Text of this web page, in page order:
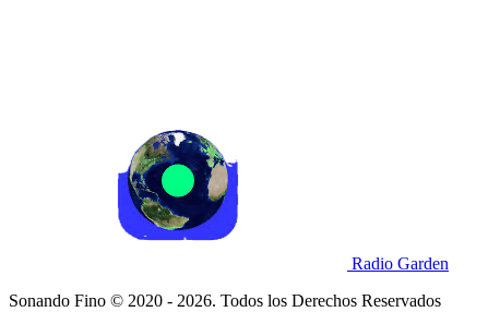
Radio Garden
Sonando Fino © 2020 - 2026. Todos los Derechos Reservados